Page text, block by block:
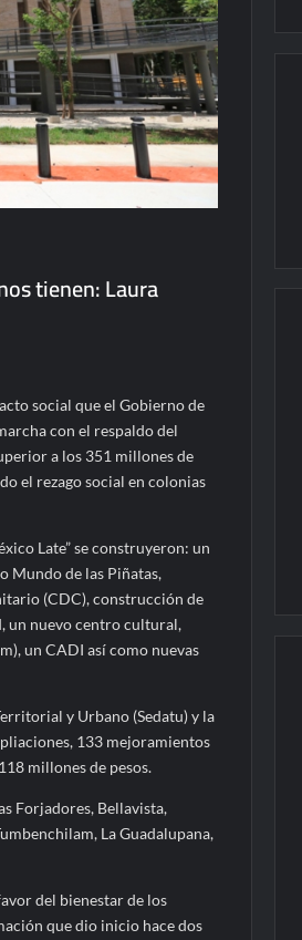
tienen: Laura
social que el Gobierno de
con el respaldo del
a los 351 millones de
el rezago social en colonias
Late” se construyeron: un
Mundo de las Piñatas,
(CDC), construcción de
un nuevo centro cultural,
un CADI así como nuevas
y Urbano (Sedatu) y la
133 mejoramientos
millones de pesos.
Forjadores, Bellavista,
La Guadalupana,
del bienestar de los
que dio inicio hace dos